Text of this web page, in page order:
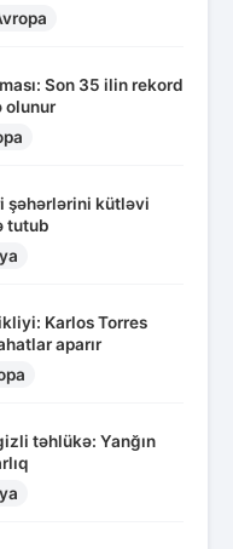
Son 35 ilin rekord
olunur
şəhərlərini kütləvi
tutub
Karlos Torres
aparır
təhlükə: Yanğın